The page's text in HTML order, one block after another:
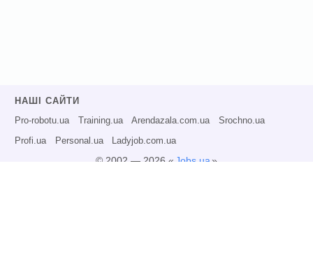
НАШІ САЙТИ
Pro-robotu.ua Training.ua Arendazala.com.ua Srochno.ua
Profi.ua Personal.ua Ladyjob.com.ua
© 2002 — 2026 « Jobs.ua»